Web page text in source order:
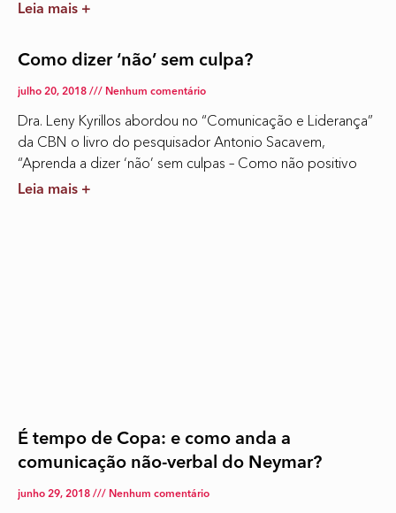
Leia mais +
Como dizer ‘não’ sem culpa?
julho 20, 2018 Nenhum comentário
Dra. Leny Kyrillos abordou no “Comunicação e Liderança”
da CBN o livro do pesquisador Antonio Sacavem,
“Aprenda a dizer ‘não’ sem culpas – Como não positivo
Leia mais +
É tempo de Copa: e como anda a
comunicação não-verbal do Neymar?
junho 29, 2018 Nenhum comentário